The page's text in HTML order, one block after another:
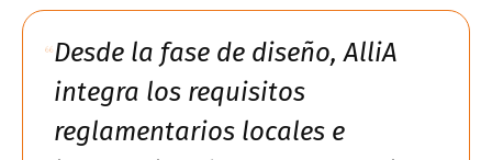
Desde la fase de diseño, AlliA
integra los requisitos
reglamentarios locales e